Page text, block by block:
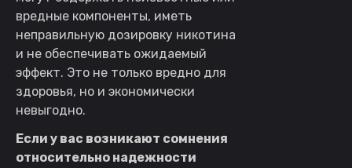
вредные компоненты, иметь
неправильную дозировку никотина
и не обеспечивать ожидаемый
эффект. Это не только вредно для
здоровья, но и экономически
невыгодно.
Если у вас возникают сомнения
относительно надежности